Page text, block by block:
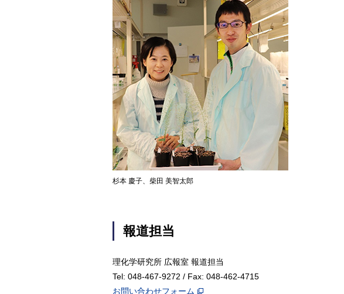
杉本 慶子、柴田 美智太郎
報道担当
理化学研究所 広報室 報道担当
Tel: 048-467-9272 / Fax: 048-462-4715
お問い合わせフォーム